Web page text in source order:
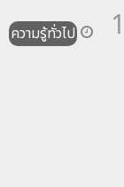
ความรู้ทั่วไป